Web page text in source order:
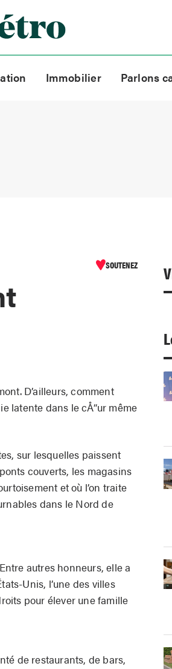
Immobilier Parlons
SOUTENEZ
D’ailleurs, comment
latente dans le cÅ“ur même
sur lesquelles paissent
couverts, les magasins
et où l’on traite
dans le Nord de
autres honneurs, elle a
Unis, l’une des villes
pour élever une famille
de restaurants, de bars,